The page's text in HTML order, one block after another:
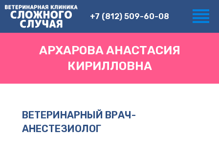
+7 (812) 509-60-08
АРХАРОВА АНАСТАСИЯ
КИРИЛЛОВНА
ВЕТЕРИНАРНЫЙ ВРАЧ-
АНЕСТЕЗИОЛОГ